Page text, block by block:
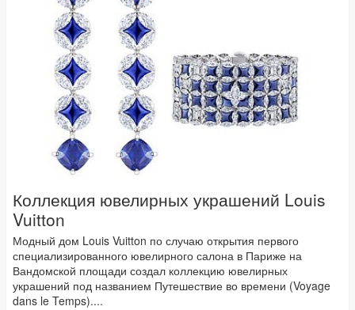
Коллекция ювелирных украшений Louis
Vuitton
Модный дом Louis Vuitton по случаю открытия первого
специализированного ювелирного салона в Париже на
Вандомской площади создал коллекцию ювелирных
украшений под названием Путешествие во времени (Voyage
dans le Temps)....